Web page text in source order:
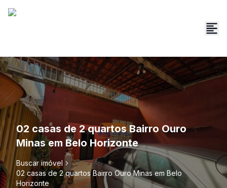
02 casas de 2 quartos Bairro Ouro
Minas em Belo Horizonte
Buscar imóvel
02 casas de 2 quartos Bairro Ouro Minas em Belo
Horizonte